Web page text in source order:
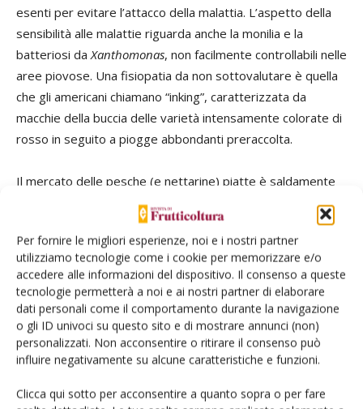
Per fornire le migliori esperienze, noi e i nostri partner
utilizziamo tecnologie come i cookie per memorizzare e/o
accedere alle informazioni del dispositivo. Il consenso a queste
tecnologie permetterà a noi e ai nostri partner di elaborare
dati personali come il comportamento durante la navigazione
o gli ID univoci su questo sito e di mostrare annunci (non)
personalizzati. Non acconsentire o ritirare il consenso può
influire negativamente su alcune caratteristiche e funzioni.
Clicca qui sotto per acconsentire a quanto sopra o per fare
esenti per evitare l’attacco della malattia. L’aspetto della
sensibilità alle malattie riguarda anche la monilia e la
batteriosi da Xanthomonas, non facilmente controllabili nelle
aree piovose. Una fisiopatia da non sottovalutare è quella
che gli americani chiamano “inking”, caratterizzata da
macchie della buccia delle varietà intensamente colorate di
rosso in seguito a piogge abbondanti preraccolta.
Il mercato delle pesche (e nettarine) piatte è saldamente
in mano alla Spagna ed è molto difficile che l’Italia si possa
sostituire, anche se la più recente produzione spagnola ha
perso buona parte dell’eccellenza qualitativa che
caratterizzava le produzioni di qualche anno fa, lasciando
aperta la porta per una produzione di nicchia di alta qualità
come quella delle “tabacchiere” siciliane e delle “saturnine”
nelle Marche. Per mercati di nicchia e, soprattutto, mercati
locali, vendita in azienda o lungo le strade di grande
comunicazione, acquisisce un interesse crescente il
recupero o l’incremento della coltivazione di vecchie